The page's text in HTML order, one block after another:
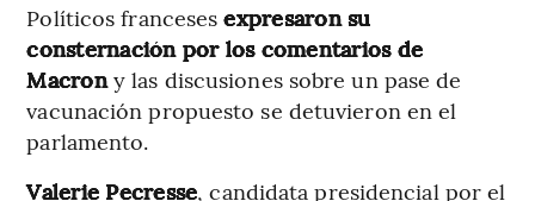
Políticos francesesexpresaron su
consternación por los comentarios de
Macrony las discusiones sobre un pase de
vacunación propuesto se detuvieron en el
parlamento.
Valerie Pecresse, candidata presidencial por el